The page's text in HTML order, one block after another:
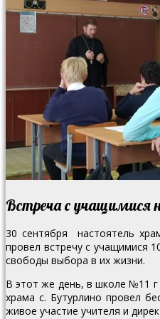
Встреча с учащимися
30 сентября настоятель
провел встречу с учащимися
свободы выбора в их жизни.
В этот же день, в школе №11 г
храма с. Бутурлино провел
живое участие учителя и